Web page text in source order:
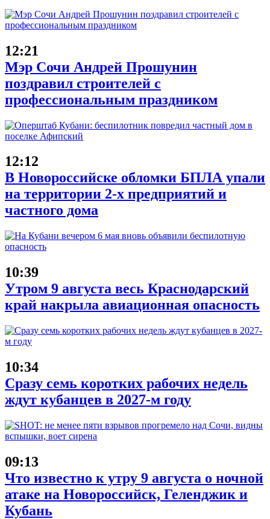
12:21
Мэр Сочи Андрей Прошунин
поздравил строителей с
профессиональным праздником
12:12
В Новороссийске обломки БПЛА упали
на территории 2-х предприятий и
частного дома
10:39
Утром 9 августа весь Краснодарский
край накрыла авиационная опасность
10:34
Сразу семь коротких рабочих недель
ждут кубанцев в 2027-м году
09:13
Что известно к утру 9 августа о ночной
атаке на Новороссийск, Геленджик и
Кубань